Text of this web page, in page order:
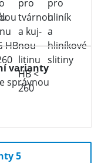
varianty
správnou
5